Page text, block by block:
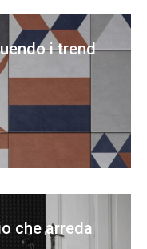
i trend
che arreda